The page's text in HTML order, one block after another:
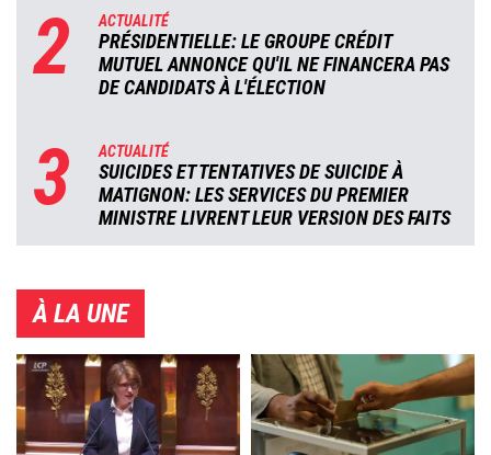
2 ACTUALITÉ
PRÉSIDENTIELLE: LE GROUPE CRÉDIT
MUTUEL ANNONCE QU'IL NE FINANCERA PAS
DE CANDIDATS À L'ÉLECTION
3 ACTUALITÉ
SUICIDES ET TENTATIVES DE SUICIDE À
MATIGNON: LES SERVICES DU PREMIER
MINISTRE LIVRENT LEUR VERSION DES FAITS
À LA UNE
Image Image